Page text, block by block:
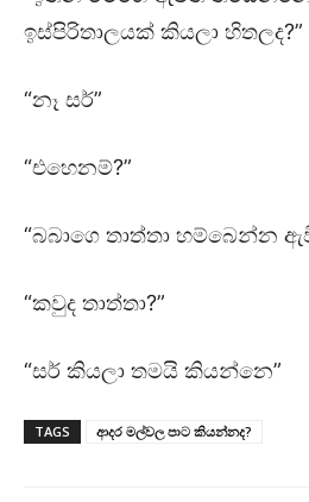
ඉස්පිරිතාලයක් කියලා හිතලද?”
“නෑ සර්”
“එහෙනම්?”
“බබාගෙ තාත්තා හම්බෙන්න
“කවුද තාත්තා?”
“සර් කියලා තමයි කියන්නෙ”
TAGS ආදර මල්වල පාට කියන්නද?